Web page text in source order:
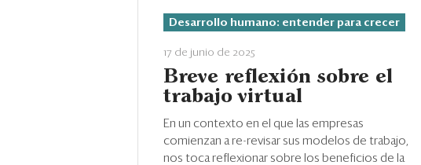
Desarrollo humano: entender para crecer
17 de junio de 2025
Breve reflexión sobre el
trabajo virtual
En un contexto en el que las empresas
comienzan a re-revisar sus modelos de trabajo,
nos toca reflexionar sobre los beneficios de la